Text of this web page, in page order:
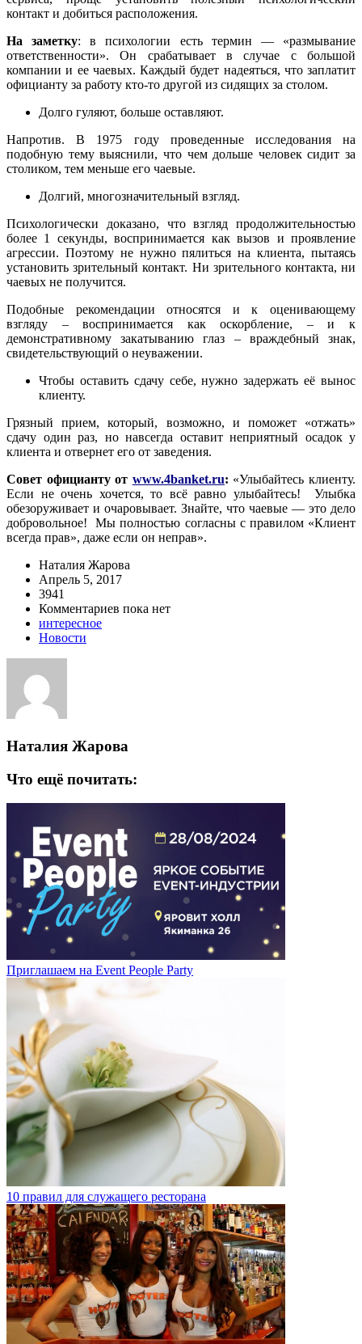
контакт и добиться расположения.
На заметку: в психологии есть термин — «размывание
ответственности». Он срабатывает в случае с большой
компании и ее чаевых. Каждый будет надеяться, что заплатит
официанту за работу кто-то другой из сидящих за столом.
Долго гуляют, больше оставляют.
Напротив. В 1975 году проведенные исследования на
подобную тему выяснили, что чем дольше человек сидит за
столиком, тем меньше его чаевые.
Долгий, многозначительный взгляд.
Психологически доказано, что взгляд продолжительностью
более 1 секунды, воспринимается как вызов и проявление
агрессии. Поэтому не нужно пялиться на клиента, пытаясь
установить зрительный контакт. Ни зрительного контакта, ни
чаевых не получится.
Подобные рекомендации относятся и к оценивающему
взгляду – воспринимается как оскорбление, – и к
демонстративному закатыванию глаз – враждебный знак,
свидетельствующий о неуважении.
Чтобы оставить сдачу себе, нужно задержать её вынос
клиенту.
Грязный прием, который, возможно, и поможет «отжать»
сдачу один раз, но навсегда оставит неприятный осадок у
клиента и отвернет его от заведения.
Совет официанту от www.4banket.ru: «Улыбайтесь клиенту.
Если не очень хочется, то всё равно улыбайтесь! Улыбка
обезоруживает и очаровывает. Знайте, что чаевые — это дело
добровольное! Мы полностью согласны с правилом «Клиент
всегда прав», даже если он неправ».
Наталия Жарова
Апрель 5, 2017
3941
Комментариев пока нет
интересное
Новости
Наталия Жарова
Что ещё почитать:
Приглашаем на Event People Party
10 правил для служащего ресторана